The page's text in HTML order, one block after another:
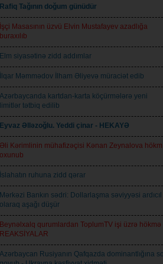
Rafiq Tağının doğum günüdür
İşçi Masasının üzvü Elvin Mustafayev azadlığa
buraxılıb
Elm siyasətinə zidd addımlar
İlqar Məmmədov İlham Əliyevə müraciət edib
Azərbaycanda kartdan-karta köçürmələrə yeni
limitlər tətbiq edilib
Eyvaz Əlləzoğlu. Yeddi çinar - HEKAYƏ
Əli Kərimlinin mühafizəçisi Kənan Zeynalova hökm
oxunub
İslahatın ruhuna zidd qərar
Mərkəzi Bankın sədri: Dollarlaşma səviyyəsi ardıcıl
olaraq aşağı düşür
Beynəlxalq qurumlardan ToplumTV işi üzrə hökmə
REAKSİYALAR
Azərbaycan Rusiyanın Qafqazda dominantlığına